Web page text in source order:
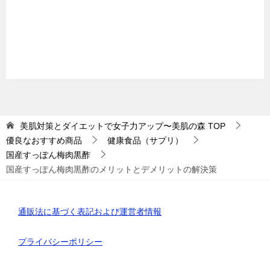
美肌対策とダイエットで女子力アップ〜美肌の森 TOP
優良なおすすめ商品
健康食品（サプリ）
国産すっぽん梅肉黒酢
国産すっぽん梅肉黒酢のメリットとデメリットの解決策
通販法に基づく表記および運営者情報
プライバシーポリシー